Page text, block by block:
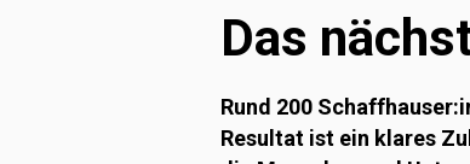
Das
Rund 200
Resultat ist ein klares